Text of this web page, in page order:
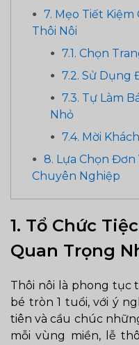
7. Mẹo Tiết Kiệm
Thôi Nôi
7.1. Chọn
7.2. Sử Dụng
7.3. Tự Làm
Nhỏ
7.4. Mời
8. Lựa Chọn Đơn
Chuyên Nghiệp
1. Tổ Chức
Quan Trọng
Thôi nôi là phong tục
bé tròn 1 tuổi, với ý
tiên và cầu chúc
mỗi vùng miền, lễ